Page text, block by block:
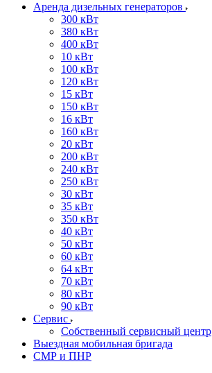
Аренда дизельных генераторов
300 кВт
380 кВт
400 кВт
10 кВт
100 кВт
120 кВт
15 кВт
150 кВт
16 кВт
160 кВт
20 кВт
200 кВт
240 кВт
250 кВт
30 кВт
35 кВт
350 кВт
40 кВт
50 кВт
60 кВт
64 кВт
70 кВт
80 кВт
90 кВт
Сервис
Собственный сервисный центр
Выездная мобильная бригада
СМР и ПНР